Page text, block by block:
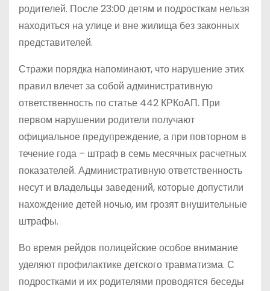
родителей. После 23:00 детям и подросткам нельзя
находиться на улице и вне жилища без законных
представителей.
Стражи порядка напоминают, что нарушение этих
правил влечет за собой административную
ответственность по статье 442 КРКоАП. При
первом нарушении родители получают
официальное предупреждение, а при повторном в
течение года – штраф в семь месячных расчетных
показателей. Административную ответственность
несут и владельцы заведений, которые допустили
нахождение детей ночью, им грозят внушительные
штрафы.
Во время рейдов полицейские особое внимание
уделяют профилактике детского травматизма. С
подростками и их родителями проводятся беседы